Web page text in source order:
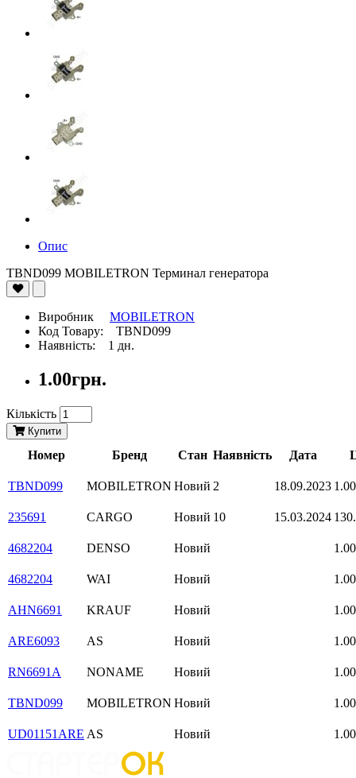
Опис
TBND099 MOBILETRON Терминал генератора
Виробник MOBILETRON
Код Товару: TBND099
Наявність: 1 дн.
1.00грн.
Кількість
Купити
Номер Бренд Стан Наявність Дата
TBND099 MOBILETRON Новий 2 18.09.2023
235691 CARGO Новий 10 15.03.2024
4682204 DENSO Новий
4682204 WAI Новий
AHN6691 KRAUF Новий
ARE6093 AS Новий
RN6691A NONAME Новий
TBND099 MOBILETRON Новий
UD01151ARE AS Новий